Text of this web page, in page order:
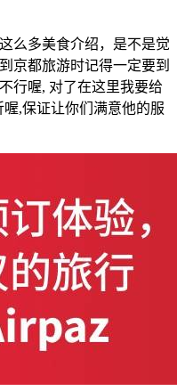
么多美食介绍，是不是觉
京都旅游时记得一定要到
行喔, 对了在这里我要给
,保证让你们满意他的服